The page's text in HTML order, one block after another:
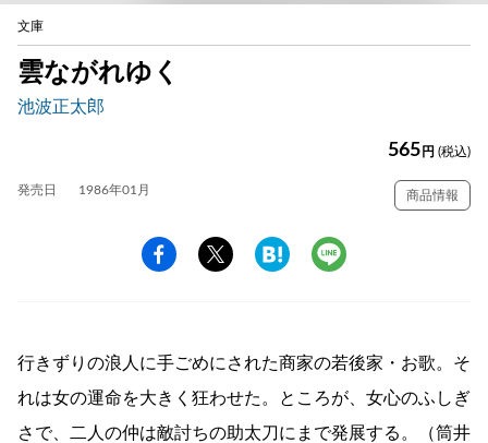
文庫
雲ながれゆく
池波正太郎
565 円 (税込)
発売日 1986年01月 商品情報
行きずりの浪人に手ごめにされた商家の若後家・お歌。そ
れは女の運命を大きく狂わせた。ところが、女心のふしぎ
さで、二人の仲は敵討ちの助太刀にまで発展する。（筒井